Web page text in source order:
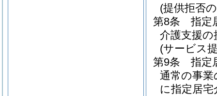
(提供拒否
第8条
指定
介護支援
(サービス
第9条
指定
通常の事業
に指定居